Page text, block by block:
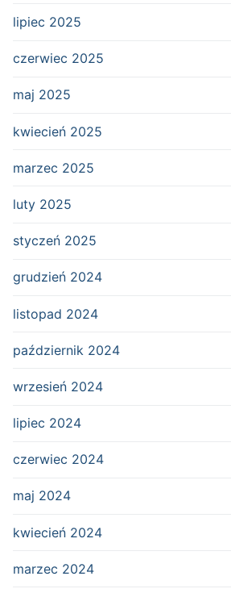
lipiec 2025
czerwiec 2025
maj 2025
kwiecień 2025
marzec 2025
luty 2025
styczeń 2025
grudzień 2024
listopad 2024
październik 2024
wrzesień 2024
lipiec 2024
czerwiec 2024
maj 2024
kwiecień 2024
marzec 2024